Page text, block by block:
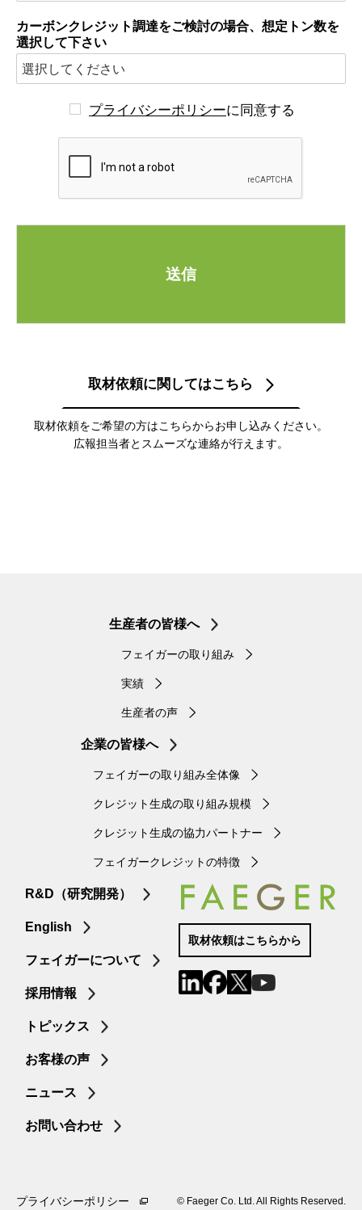
カーボンクレジット調達をご検討の場合、想定トン数を
選択して下さい
プライバシーポリシーに同意する
送信
取材依頼に関してはこちら
取材依頼をご希望の方はこちらからお申し込みください。
広報担当者とスムーズな連絡が行えます。
生産者の皆様へ
フェイガーの取り組み
実績
生産者の声
企業の皆様へ
フェイガーの取り組み全体像
クレジット生成の取り組み規模
クレジット生成の協力パートナー
フェイガークレジットの特徴
R&D（研究開発）
English
フェイガーについて
採用情報
トピックス
お客様の声
ニュース
お問い合わせ
取材依頼はこちらから
プライバシーポリシー ©︎ Faeger Co. Ltd. All Rights Reserved.